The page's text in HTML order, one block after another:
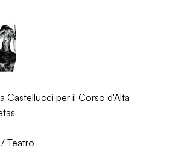
Castellucci per il Corso d'Alta
/ Teatro